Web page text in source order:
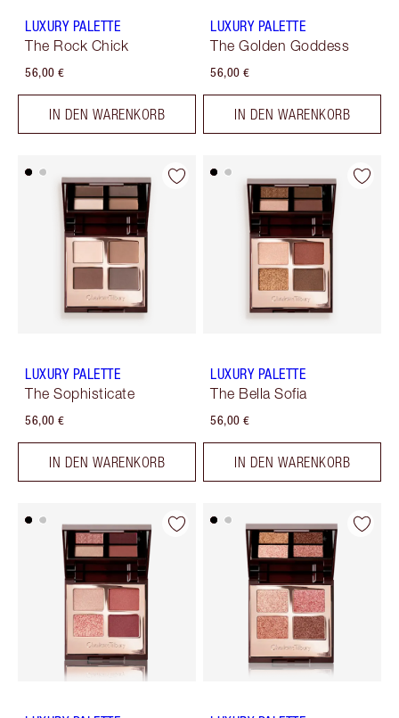
LUXURY PALETTE
The Rock Chick
56,00 €
IN DEN WARENKORB
LUXURY PALETTE
The Golden Goddess
56,00 €
IN DEN WARENKORB
LUXURY PALETTE
The Sophisticate
56,00 €
IN DEN WARENKORB
LUXURY PALETTE
The Bella Sofia
56,00 €
IN DEN WARENKORB